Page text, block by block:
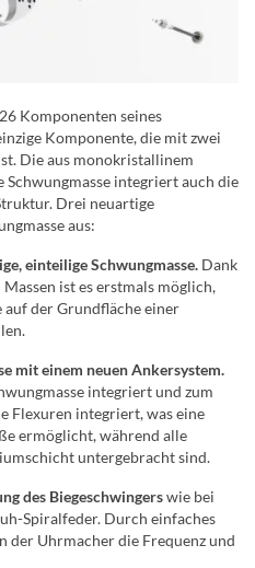
Komponenten seines
Komponente, die mit zwei
Die aus monokristallinem
integriert auch die
Drei neuartige
aus:
einteilige Schwungmasse. Dank
ist es erstmals möglich,
auf der Grundfläche einer
mit einem neuen Ankersystem.
integriert und zum
Flexuren integriert, was eine
ermöglicht, während alle
untergebracht sind.
des Biegeschwingerswie bei
Spiralfeder. Durch einfaches
der Uhrmacher die Frequenz und